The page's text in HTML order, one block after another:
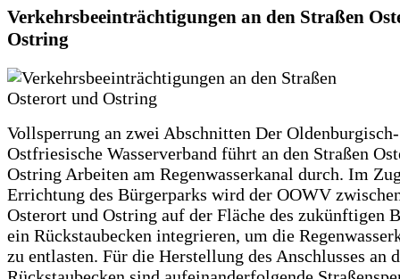
Verkehrsbeeinträchtigungen an den Straßen
Ostring
Vollsperrung an zwei Abschnitten Der Oldenburgisch-
Ostfriesische Wasserverband führt an den Straßen
Ostring Arbeiten am Regenwasserkanal durch. Im
Errichtung des Bürgerparks wird der OOWV
Osterort und Ostring auf der Fläche des zukünftigen
ein Rückstaubecken integrieren, um die
zu entlasten. Für die Herstellung des Anschlusses an